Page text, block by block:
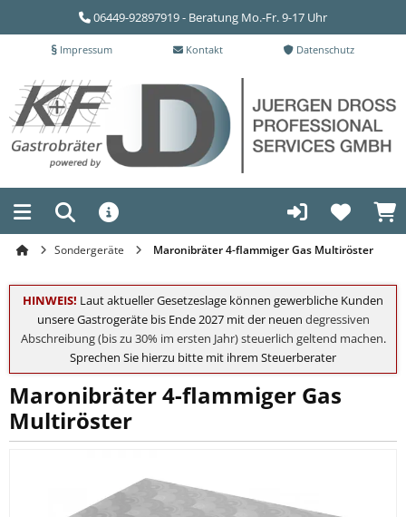
06449-92897919 - Beratung Mo.-Fr. 9-17 Uhr
Impressum Kontakt Datenschutz
Sondergeräte Maronibräter 4-flammiger Gas Multiröster
HINWEIS! Laut aktueller Gesetzeslage können gewerbliche Kunden
unsere Gastrogeräte bis Ende 2027 mit der neuen degressiven
Abschreibung (bis zu 30% im ersten Jahr) steuerlich geltend machen.
Sprechen Sie hierzu bitte mit ihrem Steuerberater
Maronibräter 4-flammiger Gas
Multiröster